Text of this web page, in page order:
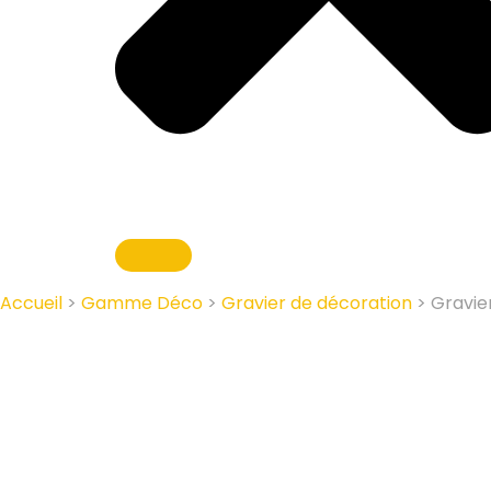
Accueil > Gamme Déco > Gravier de décoration >